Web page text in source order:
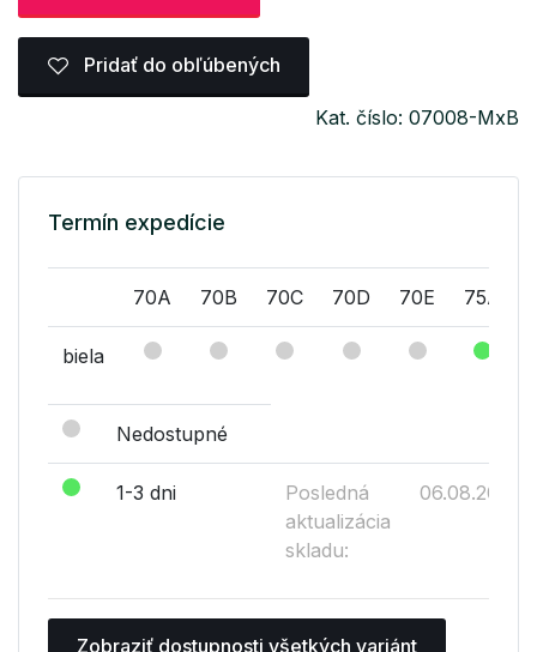
Pridať do obľúbených
Kat. číslo: 07008-MxB
Termín expedície
70A 70B 70C 70D 70E 75A
biela
Nedostupné
1-3 dni
Posledná
aktualizácia
skladu:
06.08.2026
Zobraziť dostupnosti všetkých variánt